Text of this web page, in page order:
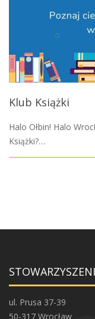
Klub Książki
Halo Ołbin! Halo
Książki?…
ul. Prusa 37-39
50-317 Wrocław